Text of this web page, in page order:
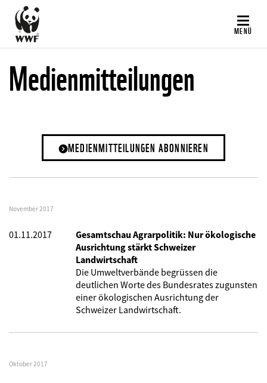
Direkt
zum
Inhalt
MENÜ
Medienmitteilungen
MEDIENMITTEILUNGEN ABONNIEREN
November 2017
01.11.2017
Gesamtschau Agrarpolitik: Nur ökologische
Ausrichtung stärkt Schweizer
Landwirtschaft
Die Umweltverbände begrüssen die
deutlichen Worte des Bundesrates zugunsten
einer ökologischen Ausrichtung der
Schweizer Landwirtschaft.
Oktober 2017